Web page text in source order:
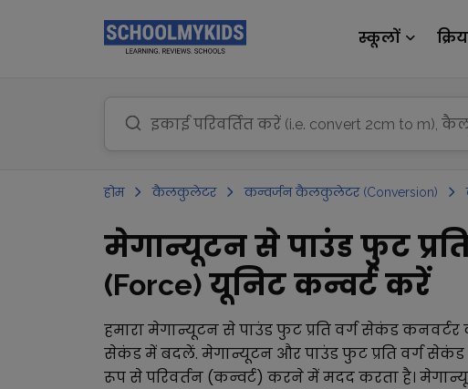
स्कूलों
होम कैलकुलेटर कन्वर्जन कैलकुलेटर (Conversion)
मेगान्यूटन से पाउंड फुट
(Force) यूनिट कन्वर्ट करें
हमारामेगान्यूटनसेपाउंड फुट प्रति वर्ग सेकंडकनवर्टर
सेकंडमें बदलें. मेगान्यूटन औरपाउंड फुट प्रति वर्ग सेकंड
रूप से परिवर्तन (कन्वर्ट) करने में मदद करता है।